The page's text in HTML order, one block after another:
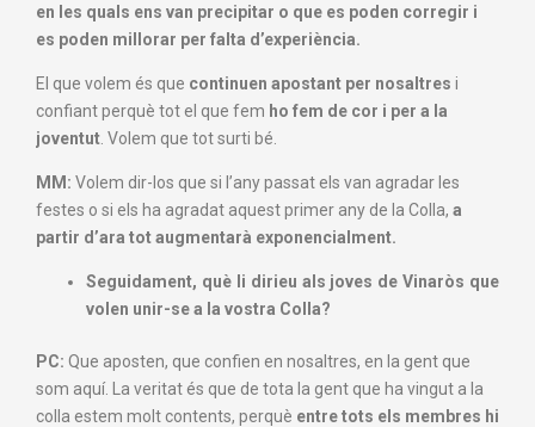
en les quals ens van precipitar o que es poden corregir i
es poden millorar per falta d’experiència.
El que volem és que continuen apostant per nosaltres i
confiant perquè tot el que fem ho fem de cor i per a la
joventut . Volem que tot surti bé.
MM: Volem dir-los que si l’any passat els van agradar les
festes o si els ha agradat aquest primer any de la Colla, a
partir d’ara tot augmentarà exponencialment.
Seguidament, què li dirieu als joves de Vinaròs que
volen unir-se a la vostra Colla?
PC: Que aposten, que confien en nosaltres, en la gent que
som aquí. La veritat és que de tota la gent que ha vingut a la
colla estem molt contents, perquè entre tots els membres hi